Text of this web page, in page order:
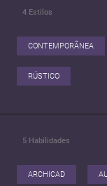
4 Estilos
CONTEMPORÂNEA
RÚSTICO
5 Habilidades
ARCHICAD